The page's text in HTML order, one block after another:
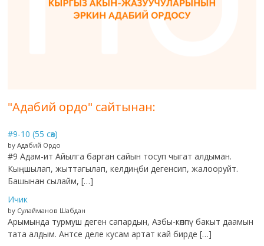
"Адабий ордо" сайтынан:
#9-10 (55 сөз)
by Адабий Ордо
#9 Адам-ит Айылга барган сайын тосуп чыгат алдыман.
Кыңшылап, жыттагылап, келдиңби дегенсип, жалооруйт.
Башынан сылайм, […]
Ичик
by Сулайманов Шабдан
Арымында турмуш деген сапардын, Азбы-көппү бакыт даамын
тата алдым. Антсе деле кусам артат кай бирде […]